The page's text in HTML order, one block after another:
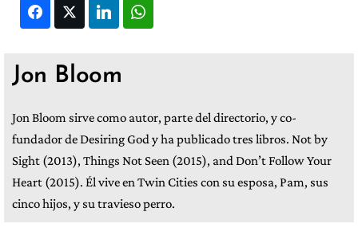
FacebookTwitter LinkedIn
Jon Bloom
Jon Bloom sirve como autor, parte del directorio, y co-
fundador de Desiring God y ha publicado tres libros. Not by
Sight (2013), Things Not Seen (2015), and Don’t Follow Your
Heart (2015). Él vive en Twin Cities con su esposa, Pam, sus
cinco hijos, y su travieso perro.